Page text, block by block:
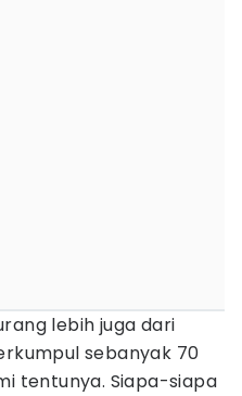
lebih juga dari
sebanyak 70
tentunya. Siapa-siapa